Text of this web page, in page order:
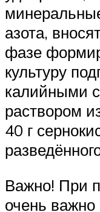
азота,
фазе
культуру
калийными
раствором
40 г
Важно! При
очень